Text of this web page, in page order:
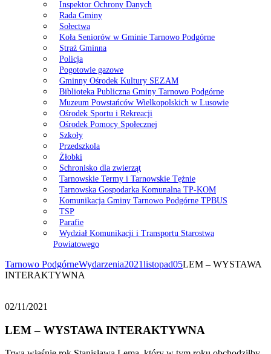
Inspektor Ochrony Danych
Rada Gminy
Sołectwa
Koła Seniorów w Gminie Tarnowo Podgórne
Straż Gminna
Policja
Pogotowie gazowe
Gminny Ośrodek Kultury SEZAM
Biblioteka Publiczna Gminy Tarnowo Podgórne
Muzeum Powstańców Wielkopolskich w Lusowie
Ośrodek Sportu i Rekreacji
Ośrodek Pomocy Społecznej
Szkoły
Przedszkola
Żłobki
Schronisko dla zwierząt
Tarnowskie Termy i Tarnowskie Tężnie
Tarnowska Gospodarka Komunalna TP-KOM
Komunikacja Gminy Tarnowo Podgórne TPBUS
TSP
Parafie
Wydział Komunikacji i Transportu Starostwa
Powiatowego
Tarnowo PodgórneWydarzenia2021listopad05LEM – WYSTAWA
INTERAKTYWNA
02/11/2021
LEM – WYSTAWA INTERAKTYWNA